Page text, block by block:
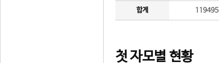
합계
첫 자모별 현황